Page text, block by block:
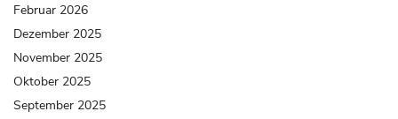
Februar 2026
Dezember 2025
November 2025
Oktober 2025
September 2025